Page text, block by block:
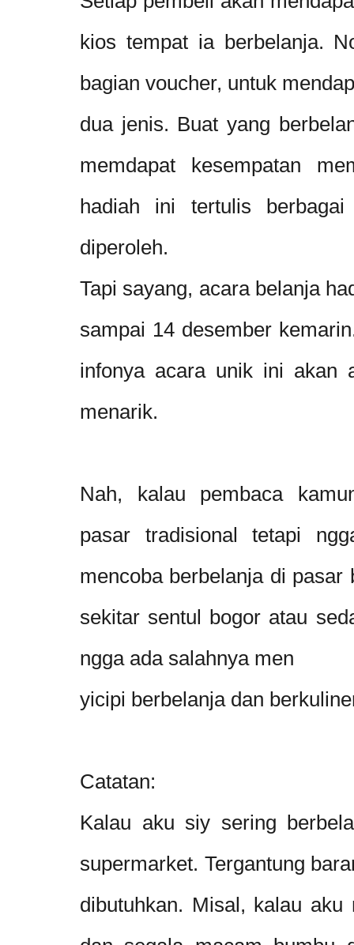
kios tempat ia berbelanja.
bagian voucher, untuk
dua jenis. Buat yang
memdapat kesempatan
hadiah ini tertulis
diperoleh.
Tapi sayang, acara belanja
sampai 14 desember
infonya acara unik ini akan
menarik.
Nah, kalau pembaca
pasar tradisional tetapi
mencoba berbelanja di
sekitar sentul bogor atau
ngga ada salahnya men
yicipi berbelanja dan
Catatan:
Kalau aku siy sering
supermarket. Tergantung
dibutuhkan. Misal, kalau aku